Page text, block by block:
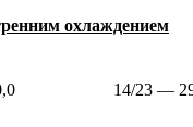
охлаждением
14/23 —